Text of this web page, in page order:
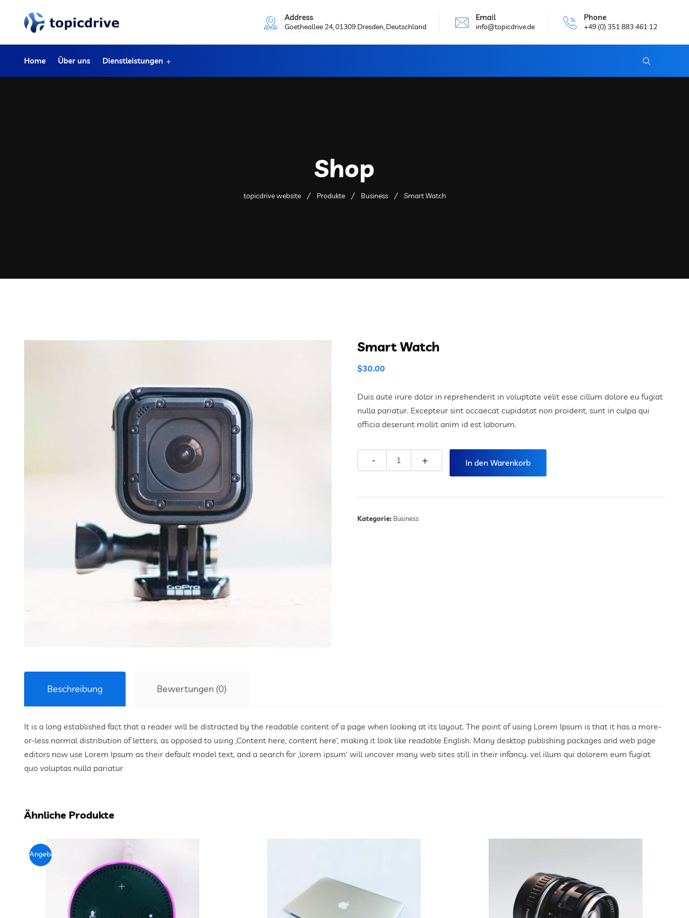
Address
Goetheallee 24, 01309 Dresden, Deutschland
Email
info@topicdrive.de
Phone
+49 (0) 351 883 461 12
Home Über uns Dienstleistungen
Shop
topicdrive website Produkte Business Smart Watch
Smart Watch
$30.00
Duis aute irure dolor in reprehenderit in voluptate velit esse cillum dolore eu fugiat
nulla pariatur. Excepteur sint occaecat cupidatat non proident, sunt in culpa qui
officia deserunt mollit anim id est laborum.
In den Warenkorb
Kategorie: Business
Beschreibung Bewertungen (0)
It is a long established fact that a reader will be distracted by the readable content of a page when looking at its layout. The point of using Lorem Ipsum is that it has a more-
or-less normal distribution of letters, as opposed to using ‚Content here, content here‘, making it look like readable English. Many desktop publishing packages and web page
editors now use Lorem Ipsum as their default model text, and a search for ‚lorem ipsum‘ will uncover many web sites still in their infancy. vel illum qui dolorem eum fugiat
quo voluptas nulla pariatur
Ähnliche Produkte
Angebot!